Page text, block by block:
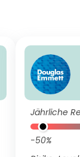
Jährliche
-50%